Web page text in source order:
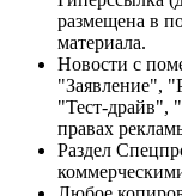
размещена в
материала.
Новости с
"Заявление",
"Тест-драйв",
правах
Раздел